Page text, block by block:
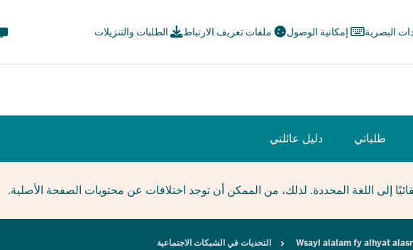
البصرية إمكانية الوصول ملفات تعريف الارتباط الطلبات والتنزيلات
طلباتي دليل عائلتي
إلى اللغة المحددة. لذلك، من الممكن أن توجد اختلافات عن محتويات الصفحة الأصلية.
Wsayl alalam fy alhyat التحديات في الشبكات الاجتماعية